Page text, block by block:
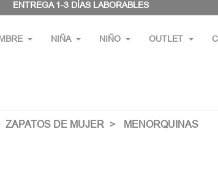
ENTREGA 1-3 DÍAS LABORABLES
NIÑA NIÑO OUTLET
ZAPATOS DE MUJER MENORQUINAS